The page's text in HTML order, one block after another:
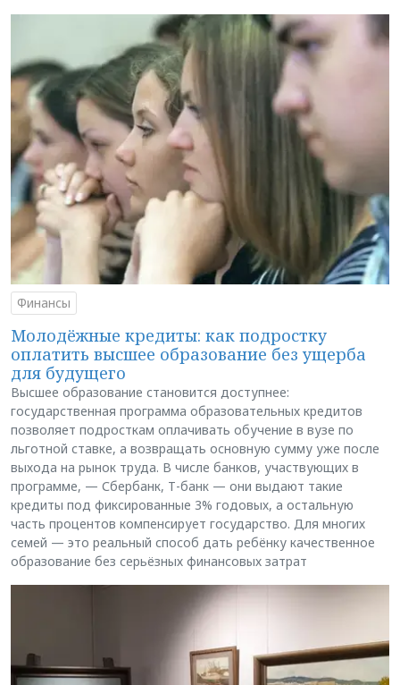
Финансы
Молодёжные кредиты: как подростку
оплатить высшее образование без ущерба
для будущего
Высшее образование становится доступнее:
государственная программа образовательных кредитов
позволяет подросткам оплачивать обучение в вузе по
льготной ставке, а возвращать основную сумму уже после
выхода на рынок труда. В числе банков, участвующих в
программе, — Сбербанк, Т-банк — они выдают такие
кредиты под фиксированные 3% годовых, а остальную
часть процентов компенсирует государство. Для многих
семей — это реальный способ дать ребёнку качественное
образование без серьёзных финансовых затрат